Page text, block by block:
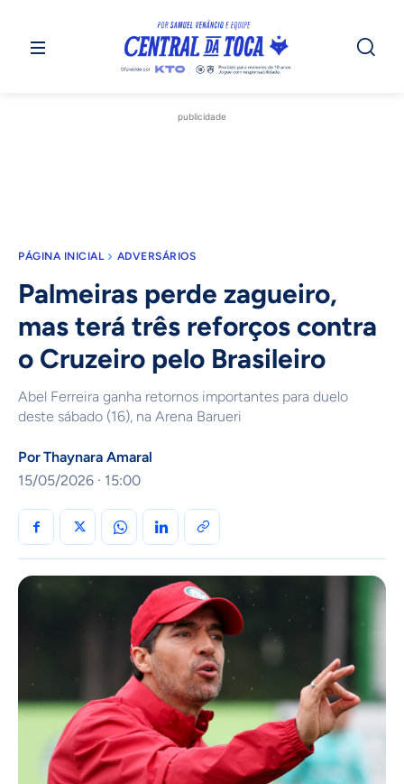
publicidade
PÁGINA INICIAL ADVERSÁRIOS
Palmeiras perde zagueiro,
mas terá três reforços contra
o Cruzeiro pelo Brasileiro
Abel Ferreira ganha retornos importantes para duelo
deste sábado (16), na Arena Barueri
PorThaynara Amaral
15/05/2026 · 15:00